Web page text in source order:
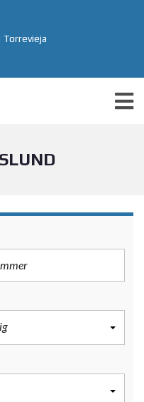
Torrevieja